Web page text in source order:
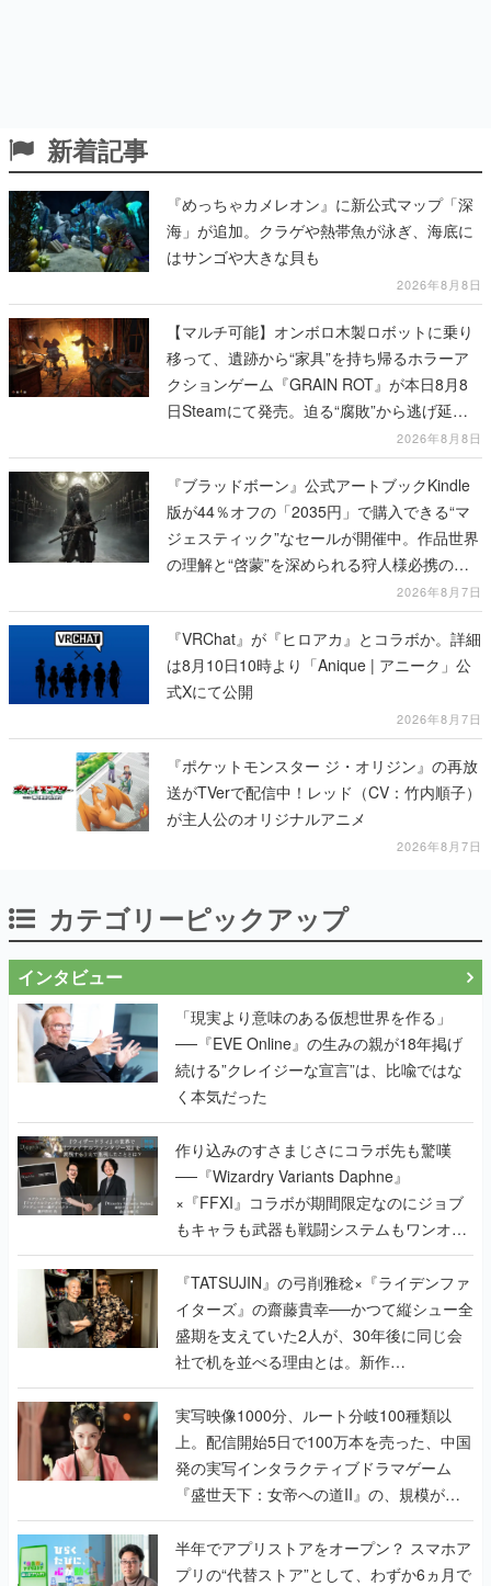
新着記事
『めっちゃカメレオン』に新公式マップ「深
海」が追加。クラゲや熱帯魚が泳ぎ、海底に
はサンゴや大きな貝も
2026年8月8日
【マルチ可能】オンボロ木製ロボットに乗り
移って、遺跡から“家具”を持ち帰るホラーア
クションゲーム『GRAIN ROT』が本日8月8
日Steamにて発売。迫る“腐敗”から逃げ延
2026年8月8日
『ブラッドボーン』公式アートブックKindle
版が44％オフの「2035円」で購入できる“マ
ジェスティック”なセールが開催中。作品世界
の理解と“啓蒙”を深められる狩人様必携の一
2026年8月7日
『VRChat』が『ヒロアカ』とコラボか。詳細
は8月10日10時より「Anique | アニーク」公
式Xにて公開
2026年8月7日
『ポケットモンスター ジ・オリジン』の再放
送がTVerで配信中！レッド（CV：竹内順子）
が主人公のオリジナルアニメ
2026年8月7日
カテゴリーピックアップ
インタビュー
「現実より意味のある仮想世界を作る」
──『EVE Online』の生みの親が18年掲げ
続ける”クレイジーな宣言”は、比喩ではな
く本気だった
作り込みのすさまじさにコラボ先も驚嘆
──『Wizardry Variants Daphne』
×『FFXI』コラボが期間限定なのにジョブ
もキャラも武器も戦闘システムもワンオフ
で作り込まれた理由を両ディレクターに聞
く
『TATSUJIN』の弓削雅稔×『ライデンファ
イターズ』の齋藤貴幸──かつて縦シュー全
盛期を支えていた2人が、30年後に同じ会
社で机を並べる理由とは。新作
『TATSUJIN EXTREME』で初タッグを組
んだレジェンド2人に訊く開発秘話
実写映像1000分、ルート分岐100種類以
上。配信開始5日で100万本を売った、中国
発の実写インタラクティブドラマゲーム
『盛世天下：女帝への道II』の、規模が違
うこだわりをプロデューサーに聞いた
半年でアプリストアをオープン？ スマホア
プリの“代替ストア”として、わずか6ヵ月で